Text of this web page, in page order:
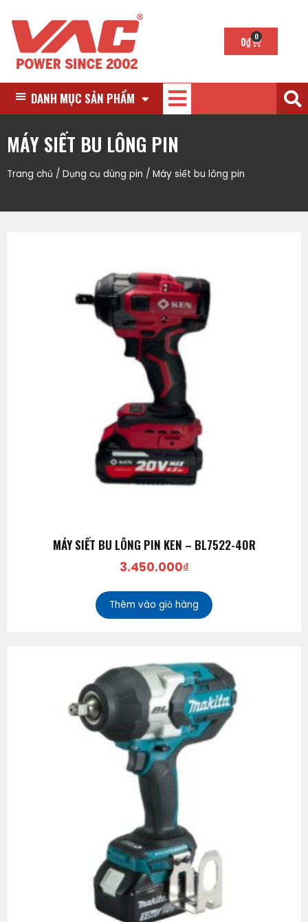
0₫ 0
DANH MỤC SẢN PHẨM
MÁY SIẾT BU LÔNG PIN
Trang chủ / Dụng cụ dùng pin / Máy siết bu lông pin
MÁY SIẾT BU LÔNG PIN KEN – BL7522-40R
3.450.000₫
Thêm vào giỏ hàng